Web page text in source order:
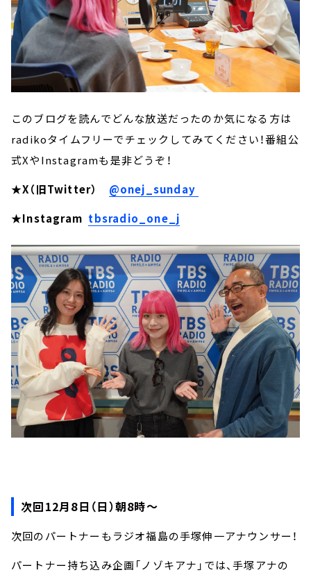
このブログを読んでどんな放送だったのか気になる方は
radikoタイムフリーでチェックしてみてください！番組公
式XやInstagramも是非どうぞ！
★X（旧Twitter） @onej_sunday
★Instagram tbsradio_one_j
次回12月8日（日）朝8時～
次回のパートナーもラジオ福島の手塚伸一アナウンサー！
パートナー持ち込み企画「ノゾキアナ」では、手塚アナの